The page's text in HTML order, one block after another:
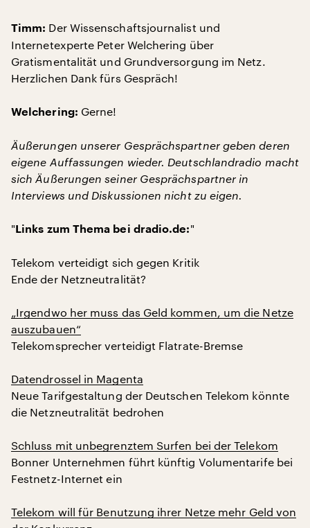
Timm: Der Wissenschaftsjournalist und
Internetexperte Peter Welchering über
Gratismentalität und Grundversorgung im Netz.
Herzlichen Dank fürs Gespräch!
Welchering: Gerne!
Äußerungen unserer Gesprächspartner geben deren
eigene Auffassungen wieder. Deutschlandradio macht
sich Äußerungen seiner Gesprächspartner in
Interviews und Diskussionen nicht zu eigen.
" Links zum Thema bei dradio.de:"
Telekom verteidigt sich gegen Kritik
Ende der Netzneutralität?
„Irgendwo her muss das Geld kommen, um die Netze
auszubauen“
Telekomsprecher verteidigt Flatrate-Bremse
Datendrossel in Magenta
Neue Tarifgestaltung der Deutschen Telekom könnte
die Netzneutralität bedrohen
Schluss mit unbegrenztem Surfen bei der Telekom
Bonner Unternehmen führt künftig Volumentarife bei
Festnetz-Internet ein
Telekom will für Benutzung ihrer Netze mehr Geld von